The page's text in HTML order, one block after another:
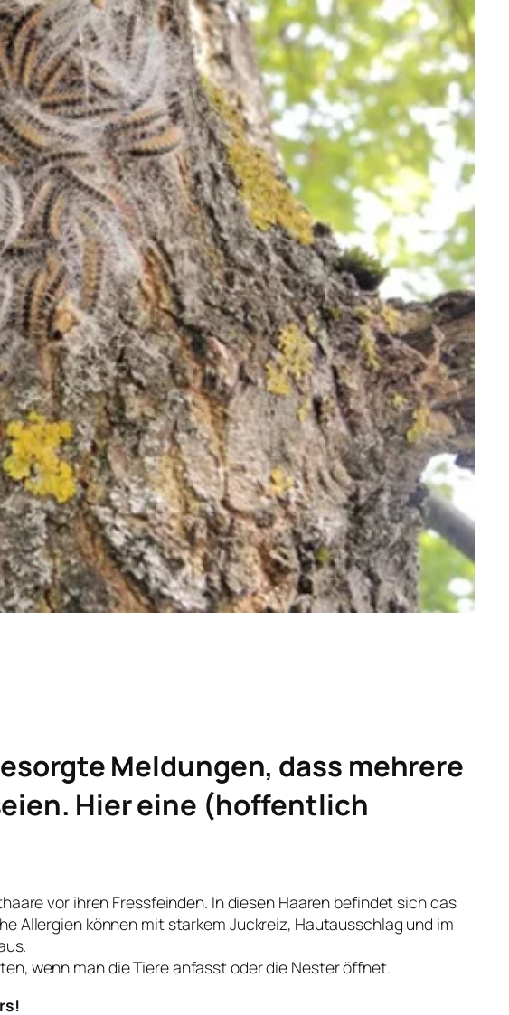
Meldungen, dass mehrere
Hier eine (hoffentlich
vor ihren Fressfeinden. In diesen Haaren befindet sich das
Allergien können mit starkem Juckreiz, Hautausschlag und im
wenn man die Tiere anfasst oder die Nester öffnet.